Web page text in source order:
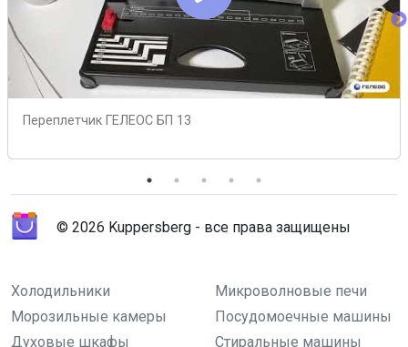
Переплетчик ГЕЛЕОС БП 13
© 2026 Kuppersberg - все права защищены
Холодильники
Микроволновые печи
Морозильные камеры
Посудомоечные машины
Духовые шкафы
Стиральные машины